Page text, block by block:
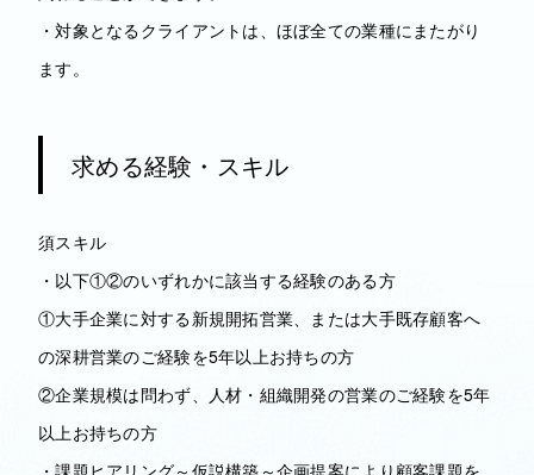
・対象となるクライアントは、ほぼ全ての業種にまたがり
ます。
求める経験・スキル
須スキル
・以下①②のいずれかに該当する経験のある方
①大手企業に対する新規開拓営業、または大手既存顧客へ
の深耕営業のご経験を5年以上お持ちの方
②企業規模は問わず、人材・組織開発の営業のご経験を5年
以上お持ちの方
・課題ヒアリング～仮説構築～企画提案により顧客課題を